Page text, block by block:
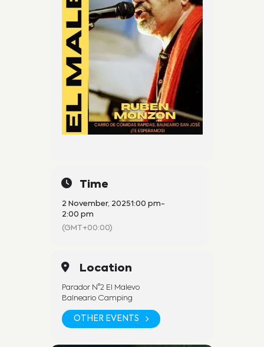
Time
2 November, 20251:00 pm-
2:00 pm
(GMT+00:00)
Location
Parador N°2 El Malevo
Balneario Camping
OTHER EVENTS